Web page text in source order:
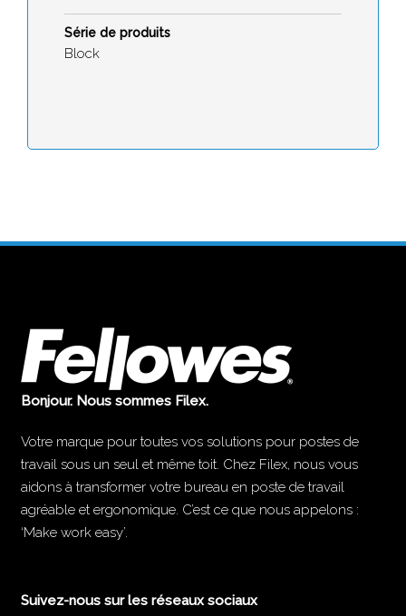
Série de produits
Block
Bonjour. Nous sommes Filex.
Votre marque pour toutes vos solutions pour postes de
travail sous un seul et même toit. Chez Filex, nous vous
aidons à transformer votre bureau en poste de travail
agréable et ergonomique. C’est ce que nous appelons :
‘Make work easy’.
Suivez-nous sur les réseaux sociaux